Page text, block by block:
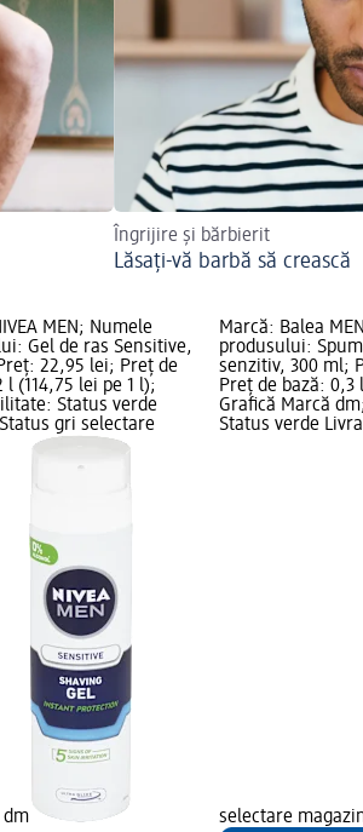
Îngrijire și bărbierit
Lăsați-vă barbă să crească
MEN; Numele
Gel de ras Sensitive,
22,95 lei; Preț de
l (114,75 lei pe 1 l);
Status verde
gri selectare
dm
Marcă: Balea
produsului:
senzitiv, 300 ml;
Preț de bază: 0,3
Grafică Marcă
Status verde
selectare